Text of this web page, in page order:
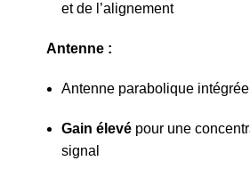
et de l’alignement
Antenne :
Antenne parabolique intégrée
Gain élevé pour une
signal